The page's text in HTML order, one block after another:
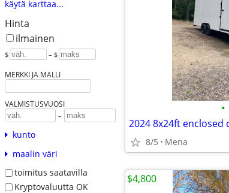
käytä karttaa...
Hinta
ilmainen
$ – $
MERKKI JA MALLI
VALMISTUSVUOSI
-
kunto
maalin väri
toimitus saatavilla
Kryptovaluutta OK
•
2024 8x24ft enclosed
8/5 Mena
$4,800